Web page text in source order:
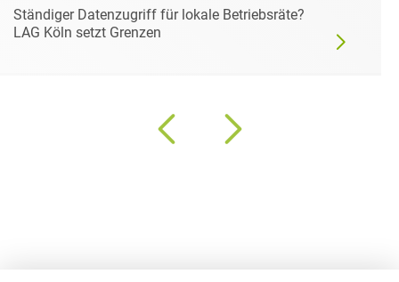
Ständiger Datenzugriff für lokale Betriebsräte?
LAG Köln setzt Grenzen